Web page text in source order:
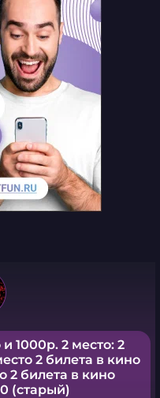
1000р. 2 место: 2
2 билета в кино
2 билета в кино
(старый)